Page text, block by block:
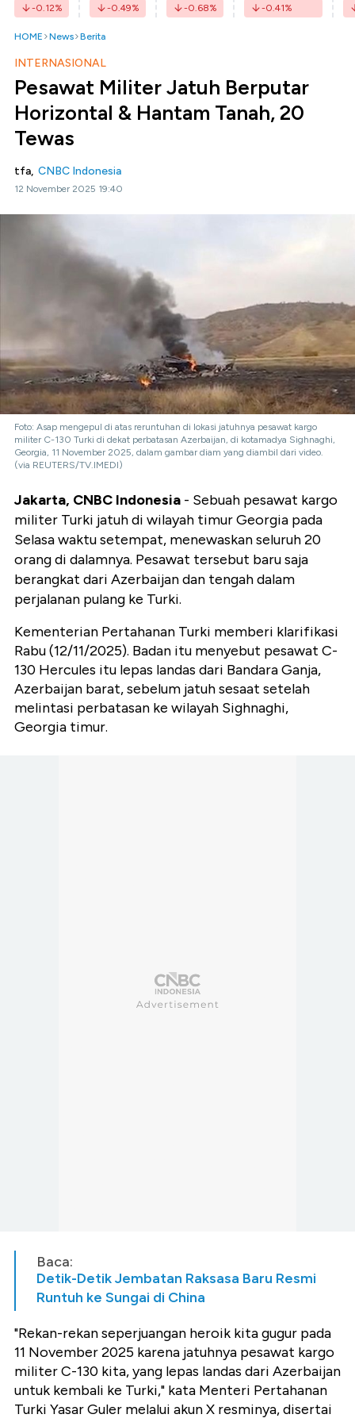
-0.12% -0.49% -0.68% -0.41%
HOME News Berita
INTERNASIONAL
Pesawat Militer Jatuh Berputar
Horizontal & Hantam Tanah, 20
Tewas
tfa, CNBC Indonesia
12 November 2025 19:40
Foto: Asap mengepul di atas reruntuhan di lokasi jatuhnya pesawat kargo
militer C-130 Turki di dekat perbatasan Azerbaijan, di kotamadya Sighnaghi,
Georgia, 11 November 2025, dalam gambar diam yang diambil dari video.
(via REUTERS/TV.IMEDI)
Jakarta, CNBC Indonesia - Sebuah pesawat kargo
militer Turki jatuh di wilayah timur Georgia pada
Selasa waktu setempat, menewaskan seluruh 20
orang di dalamnya. Pesawat tersebut baru saja
berangkat dari Azerbaijan dan tengah dalam
perjalanan pulang ke Turki.
Kementerian Pertahanan Turki memberi klarifikasi
Rabu (12/11/2025). Badan itu menyebut pesawat C-
130 Hercules itu lepas landas dari Bandara Ganja,
Azerbaijan barat, sebelum jatuh sesaat setelah
melintasi perbatasan ke wilayah Sighnaghi,
Georgia timur.
Baca:
Detik-Detik Jembatan Raksasa Baru Resmi
Runtuh ke Sungai di China
"Rekan-rekan seperjuangan heroik kita gugur pada
11 November 2025 karena jatuhnya pesawat kargo
militer C-130 kita, yang lepas landas dari Azerbaijan
untuk kembali ke Turki," kata Menteri Pertahanan
Turki Yasar Guler melalui akun X resminya, disertai